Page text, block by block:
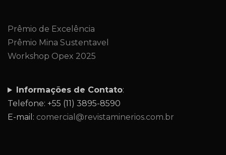
Prêmio de Excelência
Prêmio Mina Sustentavel
Workshop Opex 2025
Informações de Contato:
Telefone: +55 (11) 3895-8590
E-mail: comercial@revistaminerios.com.br